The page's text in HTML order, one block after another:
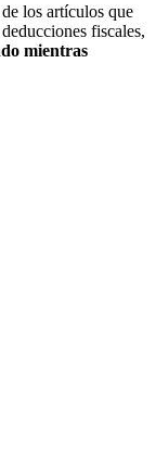
de los artículos que
fiscales,
mientras